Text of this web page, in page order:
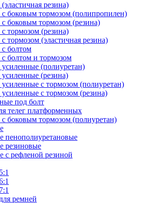
резина)
c боковым тормозом (полипропилен)
боковым тормозом (резина)
тормозом (резина)
тормозом (эластичная резина)
болтом
болтом и тормозом
(полиуретан)
(резина)
с тормозом (полиуретан)
с тормозом (резина)
под болт
телег платформенных
боковым тормозом (полиуретан)
пенополиуретановые
резиновые
с рефленой резиной
ремней